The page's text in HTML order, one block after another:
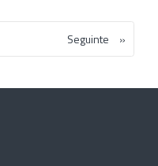
Seguinte